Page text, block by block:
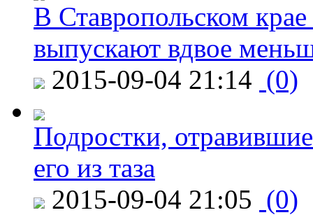
В Ставропольском
выпускают вдвое
2015-09-04 21:14 (0)
Подростки,
его из таза
2015-09-04 21:05 (0)